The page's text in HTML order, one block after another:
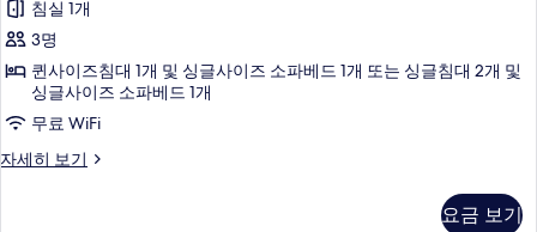
Seaside
사
진
두
보
침실 1개
3명
퀸사이즈침대 1개 및 싱글사이즈 소파베드 1개 또는 싱글침대 2개 및
싱글사이즈 소파베드 1개
무료 WiFi
자세히 보기
Superior
요금 보기